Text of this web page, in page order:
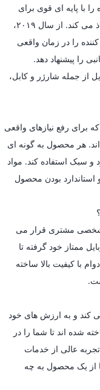
با پایه ای قوی برای
ارتقای مفاهیم و ایده ها در مدل های محصول اتخاذ می کند. از سال ۲۰۱۹،
را در زمان واقعی
را پیشنهاد دهد.
از جمله شارژر و کابل،
برای رفع نیازهای واقعی
هر محصول به گونه ای
سبک استفاده کند. مواد
و استاندارد بودن محصول
شخصی مشتری قرار می
ممتاز خود گرفته تا
با کیفیت بالا ساخته
کند و به ارزش های خود
شده اند تا شما را در
عالی از خدمات
از یک محصول به چه